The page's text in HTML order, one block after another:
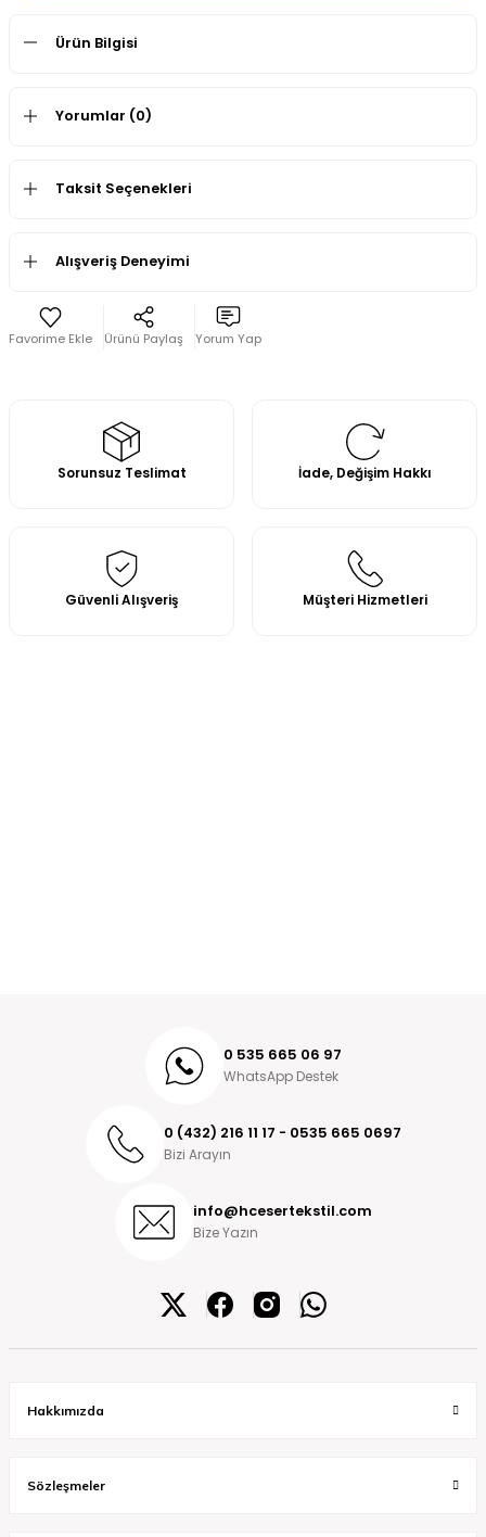
Ürün Bilgisi
Yorumlar (0)
Taksit Seçenekleri
Alışveriş Deneyimi
Ürünü Paylaş Yorum Yap
Sorunsuz Teslimat İade, Değişim Hakkı
Güvenli Alışveriş Müşteri Hizmetleri
0 535 665 06 97
WhatsApp Destek
0 (432) 216 11 17 - 0535 665 0697
Bizi Arayın
info@hcesertekstil.com
Bize Yazın
Hakkımızda
Sözleşmeler